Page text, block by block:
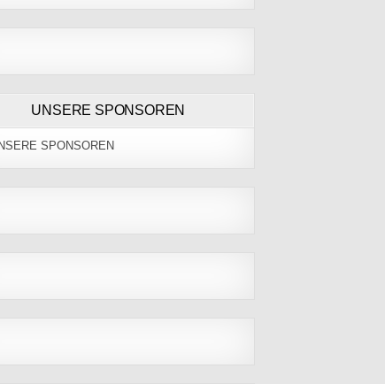
UNSERE SPONSOREN